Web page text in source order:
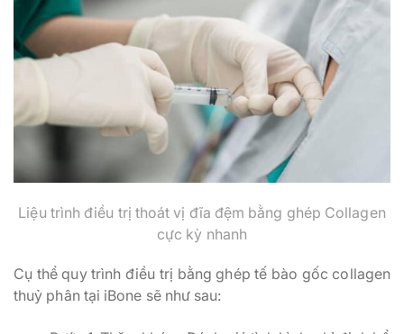
Liệu trình điều trị thoát vị đĩa đệm bằng ghép Collagen
cực kỳ nhanh
Cụ thể quy trình điều trị bằng ghép tế bào gốc collagen
thuỷ phân tại iBone sẽ như sau: